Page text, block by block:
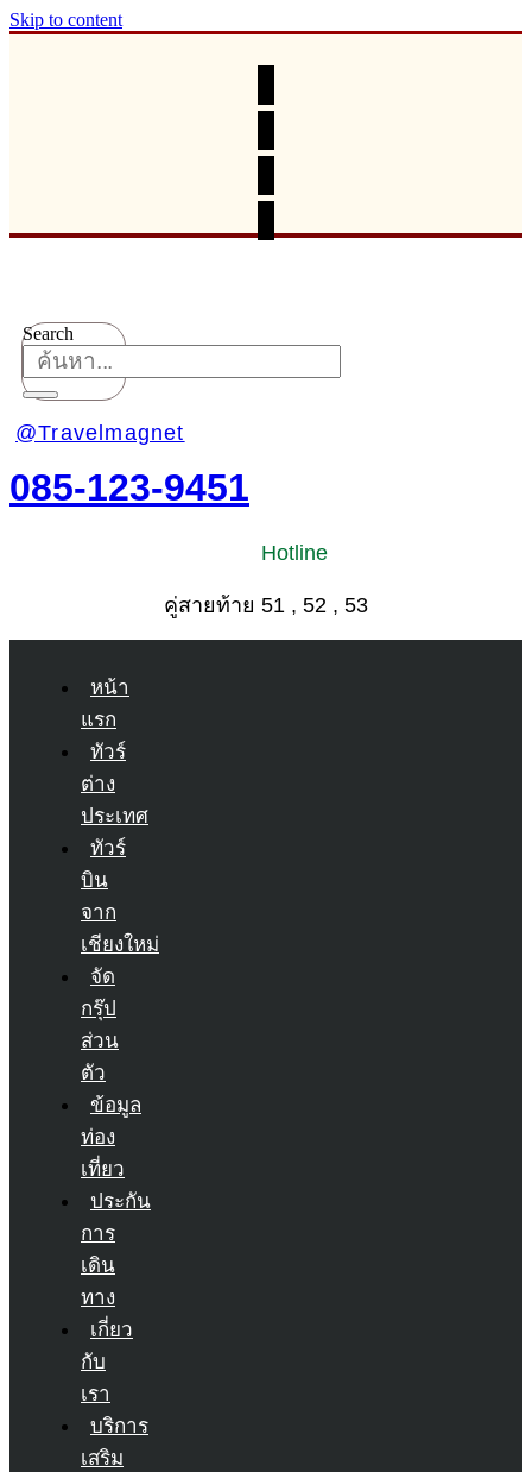
Skip to content
Search
@Travelmagnet
085-123-9451
Hotline
คู่สายท้าย 51 , 52 , 53
หน้า
แรก
ทัวร์
ต่าง
ประเทศ
ทัวร์
บิน
จาก
เชียงใหม่
จัด
กรุ๊ป
ส่วน
ตัว
ข้อมูล
ท่อง
เที่ยว
ประกัน
การ
เดิน
ทาง
เกี่ยว
กับ
เรา
บริการ
เสริม